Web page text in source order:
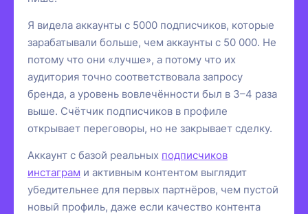
Я видела аккаунты с 5000 подписчиков, которые
зарабатывали больше, чем аккаунты с 50 000. Не
потому что они «лучше», а потому что их
аудитория точно соответствовала запросу
бренда, а уровень вовлечённости был в 3–4 раза
выше. Счётчик подписчиков в профиле
открывает переговоры, но не закрывает сделку.
Аккаунт с базой реальных подписчиков
инстаграм и активным контентом выглядит
убедительнее для первых партнёров, чем пустой
новый профиль, даже если качество контента